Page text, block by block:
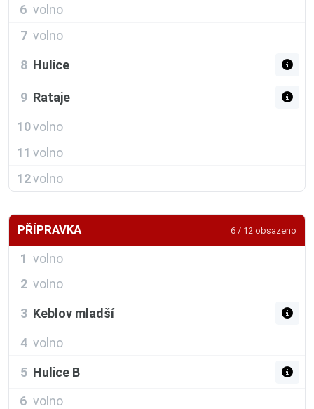
6 volno
7 volno
8 Hulice
9 Rataje
10volno
11 volno
12volno
PŘÍPRAVKA 6 / 12 obsazeno
1 volno
2 volno
3 Keblov mladší
4 volno
5 Hulice B
6 volno